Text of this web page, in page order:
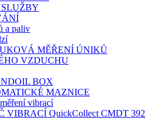
a paliv
MĚŘENÍ ÚNIKŮ
VZDUCHU
BOX
MAZNICE
vibrací
VIBRACÍ QuickCollect CMDT 392